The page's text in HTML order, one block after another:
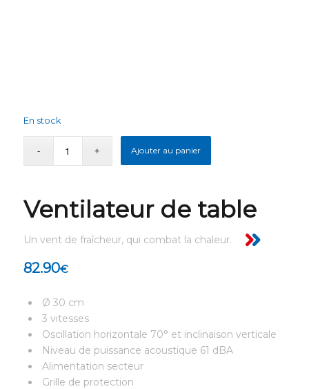
En stock
Ajouter au panier
Ventilateur de table
Un vent de fraîcheur, qui combat la chaleur.
82.90€
Ø 30 cm
3 vitesses
Oscillation horizontale 70° et inclinaison verticale
Niveau de puissance acoustique 61 dBA
Alimentation secteur
Grille de protection